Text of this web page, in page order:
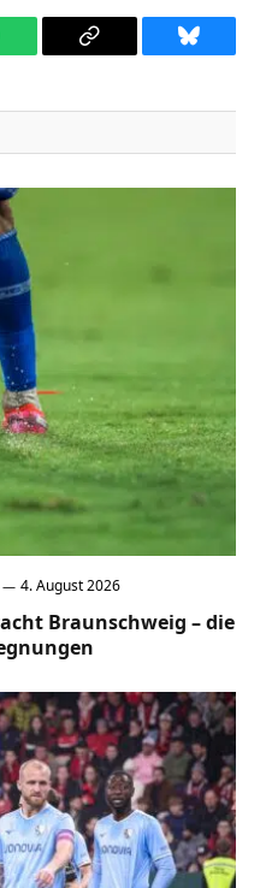
Copy
Bluesky
4. August 2026
Braunschweig – die